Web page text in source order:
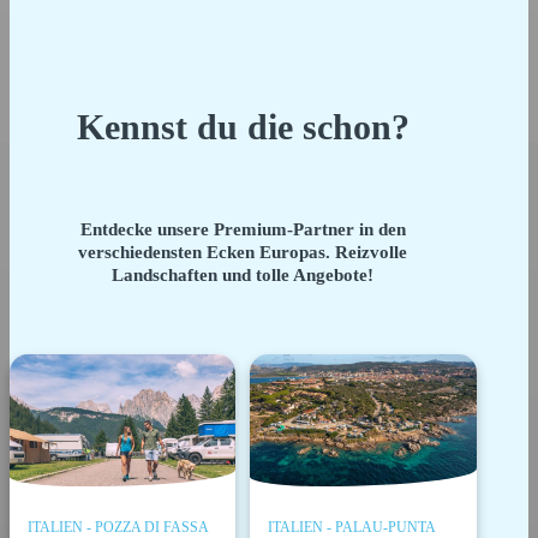
Kennst du die schon?
Entdecke unsere Premium-Partner in den
verschiedensten Ecken Europas. Reizvolle
Landschaften und tolle Angebote!
ITALIEN - POZZA DI FASSA
ITALIEN - PALAU-PUNTA